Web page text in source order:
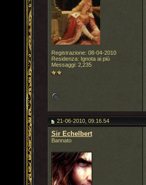
Registrazione: 08-04-2010
Residenza: Ignota ai più
Messaggi: 2,235
21-06-2010, 09.16.54
Sir Echelbert
Bannato